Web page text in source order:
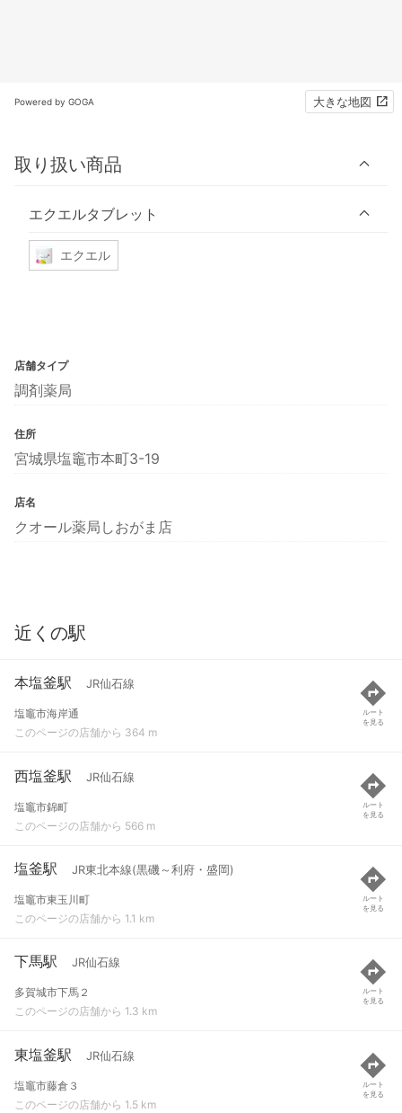
Powered by GOGA 大きな地図
取り扱い商品
エクエルタブレット
エクエル
店舗タイプ
調剤薬局
住所
宮城県塩竈市本町3-19
店名
クオール薬局しおがま店
近くの駅
本塩釜駅 JR仙石線
塩竈市海岸通
このページの店舗から 364 m
ルート
を見る
西塩釜駅 JR仙石線
塩竈市錦町
このページの店舗から 566 m
ルート
を見る
塩釜駅 JR東北本線(黒磯～利府・盛岡)
塩竈市東玉川町
このページの店舗から 1.1 km
ルート
を見る
下馬駅 JR仙石線
多賀城市下馬２
このページの店舗から 1.3 km
ルート
を見る
東塩釜駅 JR仙石線
塩竈市藤倉３
このページの店舗から 1.5 km
ルート
を見る